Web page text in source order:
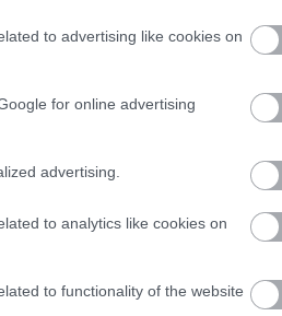
to advertising like cookies on
for online advertising
advertising.
to analytics like cookies on
to functionality of the website
ez is elég volt azonban ahhoz,
fölött nőtt fel, számai
a dobos állítólag egyszer,
ezzel tudtak szolgálni a
képez egy modern szobor és